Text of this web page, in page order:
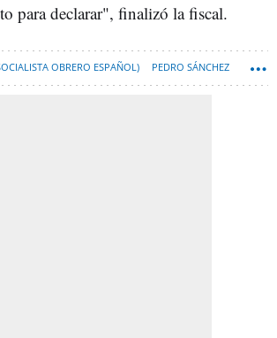
para declarar", finalizó la fiscal.
OBRERO ESPAÑOL) PEDRO SÁNCHEZ